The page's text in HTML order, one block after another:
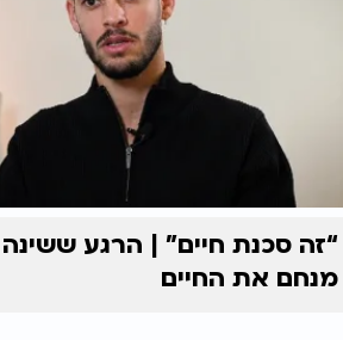
“זה סכנת חיים” | הרגע
מנחם את החיים